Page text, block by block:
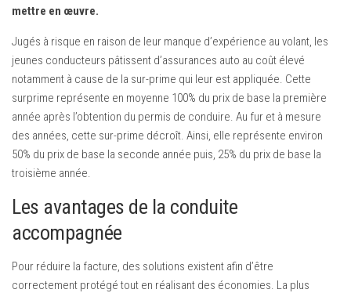
mettre en œuvre.
Jugés à risque en raison de leur manque d’expérience au volant, les
jeunes conducteurs pâtissent d’assurances auto au coût élevé
notamment à cause de la sur-prime qui leur est appliquée. Cette
surprime représente en moyenne 100% du prix de base la première
année après l’obtention du permis de conduire. Au fur et à mesure
des années, cette sur-prime décroît. Ainsi, elle représente environ
50% du prix de base la seconde année puis, 25% du prix de base la
troisième année.
Les avantages de la conduite
accompagnée
Pour réduire la facture, des solutions existent afin d’être
correctement protégé tout en réalisant des économies. La plus